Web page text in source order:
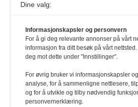
Dine valg:
Informasjonskapsler og personvern
For å gi deg relevante annonser på vårt
informasjon fra ditt besøk på vårt
deg mot dette under "Innstillinger".
For øvrig bruker vi informasjonskapsler
analyse, for å sammenligne nettlesere,
og for å utvikle og tilby nødvendig
personvernerklæring.